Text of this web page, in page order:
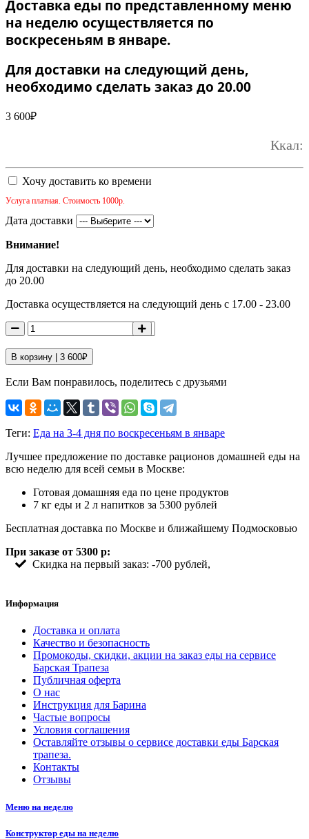
Доставка еды по представленному меню
на неделю осуществляется по
воскресеньям в январе.
Для доставки на следующий день,
необходимо сделать заказ до 20.00
3 600₽
Ккал:
Хочу доставить ко времени
Услуга платная. Стоимость 1000р.
Дата доставки
Внимание!
Для доставки на следующий день, необходимо сделать заказ
до 20.00
Доставка осуществляется на следующий день с 17.00 - 23.00
В корзину | 3 600₽
Если Вам понравилось, поделитесь с друзьями
Теги: Еда на 3-4 дня по воскресеньям в январе
Лучшее предложение по доставке рационов домашней еды на
всю неделю для всей семьи в Москве:
Готовая домашняя еда по цене продуктов
7 кг еды и 2 л напитков за 5300 рублей
Бесплатная доставка по Москве и ближайшему Подмосковью
При заказе от 5300 р:
Скидка на первый заказ: -700 рублей,
Информация
Доставка и оплата
Качество и безопасность
Промокоды, скидки, акции на заказ еды на сервисе
Барская Трапеза
Публичная оферта
О нас
Инструкция для Барина
Частые вопросы
Условия соглашения
Оставляйте отзывы о сервисе доставки еды Барская
трапеза.
Контакты
Отзывы
Меню на неделю
Конструктор еды на неделю